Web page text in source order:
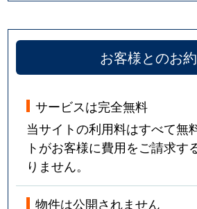
お客様とのお
サービスは完全無料
当サイトの利用料はすべて無
トがお客様に費用をご請求す
りません。
物件は公開されません